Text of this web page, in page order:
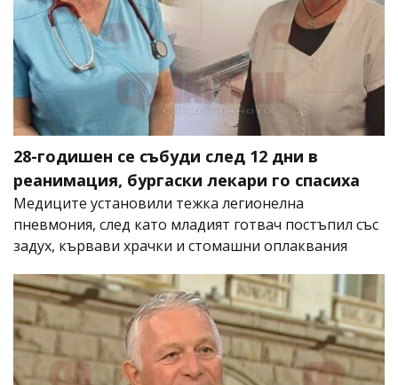
28-годишен се събуди след 12 дни в
реанимация, бургаски лекари го спасиха
Медиците установили тежка легионелна
пневмония, след като младият готвач постъпил със
задух, кървави храчки и стомашни оплаквания